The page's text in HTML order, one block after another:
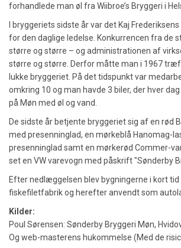
forhandlede man øl fra Wiibroe’s Bryggeri i
I bryggeriets sidste år var det Kaj Frederiksens
for den daglige ledelse. Konkurrencen fra de
større og større – og administrationen af
større og større. Derfor måtte man i 1967
lukke bryggeriet. På det tidspunkt var
omkring 10 og man havde 3 biler, der hver
på Møn med øl og vand.
De sidste år betjente bryggeriet sig af en rød
med presenninglad, en mørkeblå Hanomag-
presenninglad samt en mørkerød Commer-
set en VW varevogn med påskrift "Sønderby
Efter nedlæggelsen blev bygningerne i kort tid
fiskefiletfabrik og herefter anvendt som
Kilder:
Poul Sørensen: Sønderby Bryggeri Møn,
Og web-masterens hukommelse (Med de